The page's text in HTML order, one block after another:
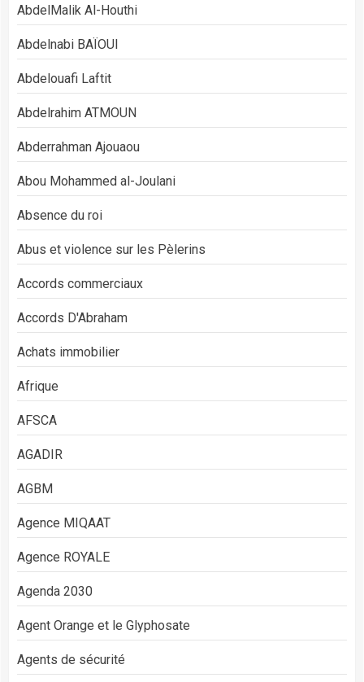
AbdelMalik Al-Houthi
Abdelnabi BAÏOUI
Abdelouafi Laftit
Abdelrahim ATMOUN
Abderrahman Ajouaou
Abou Mohammed al-Joulani
Absence du roi
Abus et violence sur les Pèlerins
Accords commerciaux
Accords D'Abraham
Achats immobilier
Afrique
AFSCA
AGADIR
AGBM
Agence MIQAAT
Agence ROYALE
Agenda 2030
Agent Orange et le Glyphosate
Agents de sécurité